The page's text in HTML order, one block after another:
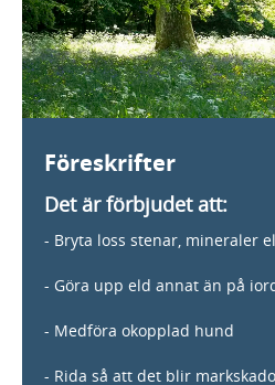
Föreskrifter
Det är förbjudet att:
- Bryta loss stenar, mineraler
- Göra upp eld annat än på
- Medföra okopplad hund
- Rida så att det blir